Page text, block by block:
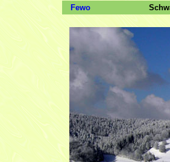
Fewo